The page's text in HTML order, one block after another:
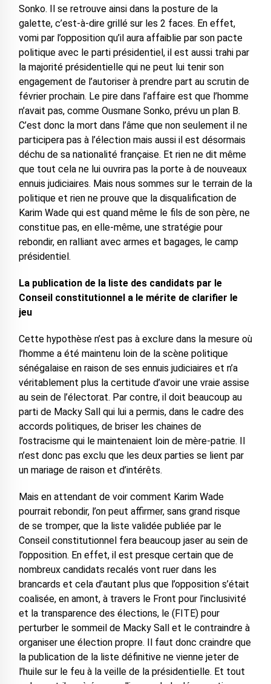
Sonko. Il se retrouve ainsi dans la posture de la
galette, c’est-à-dire grillé sur les 2 faces. En effet,
vomi par l’opposition qu’il aura affaiblie par son pacte
politique avec le parti présidentiel, il est aussi trahi par
la majorité présidentielle qui ne peut lui tenir son
engagement de l’autoriser à prendre part au scrutin de
février prochain. Le pire dans l’affaire est que l’homme
n’avait pas, comme Ousmane Sonko, prévu un plan B.
C’est donc la mort dans l’âme que non seulement il ne
participera pas à l’élection mais aussi il est désormais
déchu de sa nationalité française. Et rien ne dit même
que tout cela ne lui ouvrira pas la porte à de nouveaux
ennuis judiciaires. Mais nous sommes sur le terrain de la
politique et rien ne prouve que la disqualification de
Karim Wade qui est quand même le fils de son père, ne
constitue pas, en elle-même, une stratégie pour
rebondir, en ralliant avec armes et bagages, le camp
présidentiel.
La publication de la liste des candidats par le
Conseil constitutionnel a le mérite de clarifier le
jeu
Cette hypothèse n’est pas à exclure dans la mesure où
l’homme a été maintenu loin de la scène politique
sénégalaise en raison de ses ennuis judiciaires et n’a
véritablement plus la certitude d’avoir une vraie assise
au sein de l’électorat. Par contre, il doit beaucoup au
parti de Macky Sall qui lui a permis, dans le cadre des
accords politiques, de briser les chaines de
l’ostracisme qui le maintenaient loin de mère-patrie. Il
n’est donc pas exclu que les deux parties se lient par
un mariage de raison et d’intérêts.
Mais en attendant de voir comment Karim Wade
pourrait rebondir, l’on peut affirmer, sans grand risque
de se tromper, que la liste validée publiée par le
Conseil constitutionnel fera beaucoup jaser au sein de
l’opposition. En effet, il est presque certain que de
nombreux candidats recalés vont ruer dans les
brancards et cela d’autant plus que l’opposition s’était
coalisée, en amont, à travers le Front pour l’inclusivité
et la transparence des élections, le (FITE) pour
perturber le sommeil de Macky Sall et le contraindre à
organiser une élection propre. Il faut donc craindre que
la publication de la liste définitive ne vienne jeter de
l’huile sur le feu à la veille de la présidentielle. Et tout